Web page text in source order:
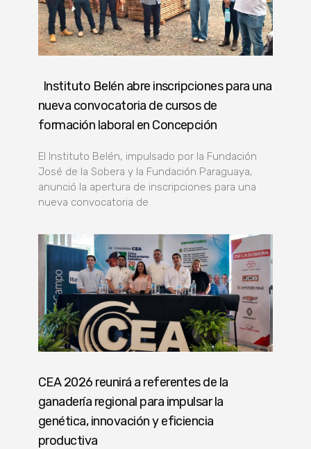
Instituto Belén abre inscripciones para una
nueva convocatoria de cursos de
formación laboral en Concepción
El Instituto Belén, impulsado por la Fundación
José de la Sobera y la Fundación Paraguaya,
anunció la apertura de inscripciones para una
nueva convocatoria de
CEA 2026 reunirá a referentes de la
ganadería regional para impulsar la
genética, innovación y eficiencia
productiva